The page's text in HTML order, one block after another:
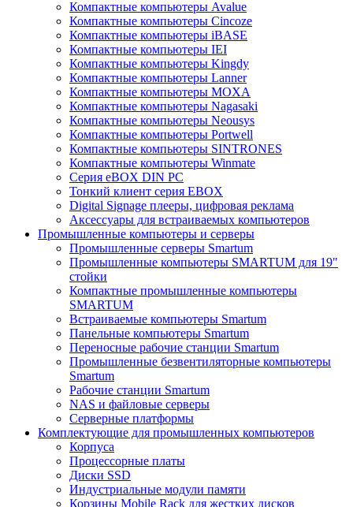
Компактные компьютеры Avalue
Компактные компьютеры Cincoze
Компактные компьютеры iBASE
Компактные компьютеры IEI
Компактные компьютеры Kingdy
Компактные компьютеры Lanner
Компактные компьютеры MOXA
Компактные компьютеры Nagasaki
Компактные компьютеры Neousys
Компактные компьютеры Portwell
Компактные компьютеры SINTRONES
Компактные компьютеры Winmate
Серия eBOX DIN PC
Тонкий клиент серия EBOX
Digital Signage плееры, цифровая реклама
Аксессуары для встраиваемых компьютеров
Промышленные компьютеры и серверы
Промышленные серверы Smartum
Промышленные компьютеры SMARTUM для 19"
стойки
Компактные промышленные компьютеры
SMARTUM
Встраиваемые компьютеры Smartum
Панельные компьютеры Smartum
Переносные рабочие станции Smartum
Промышленные безвентиляторные компьютеры
Smartum
Рабочие станции Smartum
NAS и файловые серверы
Серверные платформы
Комплектующие для промышленных компьютеров
Корпуса
Процессорные платы
Диски SSD
Индустриальные модули памяти
Корзины Mobile Rack для жестких дисков